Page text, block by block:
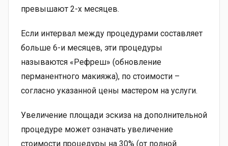
превышают 2-х месяцев.
Если интервал между процедурами составляет
больше 6-и месяцев, эти процедуры
называются «Рефреш» (обновление
перманентного макияжа), по стоимости –
согласно указанной цены мастером на услуги.
Увеличение площади эскиза на дополнительной
процедуре может означать увеличение
стоимости процедуры на 30% (от полной